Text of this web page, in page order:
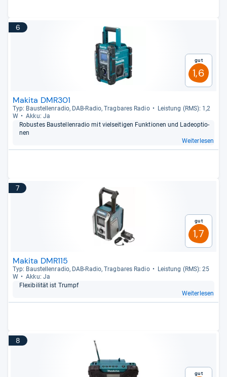
6
Gut
1,6
Makita DMR301
Typ: Bau­stel­len­ra­dio, DAB-​Radio, Trag­ba­res Radio
Leis­tung (RMS): 1,2
W
Akku: Ja
Robus­tes Bau­stel­len­ra­dio mit viel­sei­ti­gen Funk­tio­nen und Lade­op­tio­
nen
Weiterlesen
7
Gut
1,7
Makita DMR115
Typ: Bau­stel­len­ra­dio, DAB-​Radio, Trag­ba­res Radio
Leis­tung (RMS): 25
W
Akku: Ja
Fle­xi­bi­li­tät ist Trumpf
Weiterlesen
8
Gut